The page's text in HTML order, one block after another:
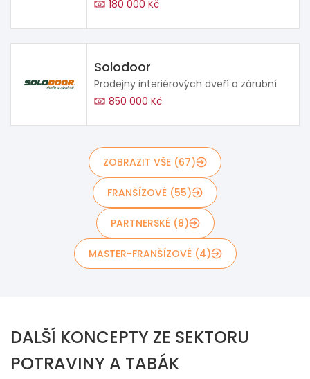
180 000 Kč
Solodoor
Prodejny interiérových dveří a zárubní
850 000 Kč
ZOBRAZIT VŠE (67)
FRANŠÍZOVÉ (55)
PARTNERSKÉ (8)
MASTER-FRANŠÍZOVÉ (4)
DALŠÍ KONCEPTY ZE SEKTORU
POTRAVINY A TABÁK